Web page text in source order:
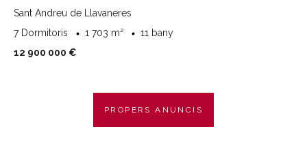
Sant Andreu de Llavaneres
7 Dormitoris
1 703 m²
11 bany
12 900 000 €
PROPERS ANUNCIS